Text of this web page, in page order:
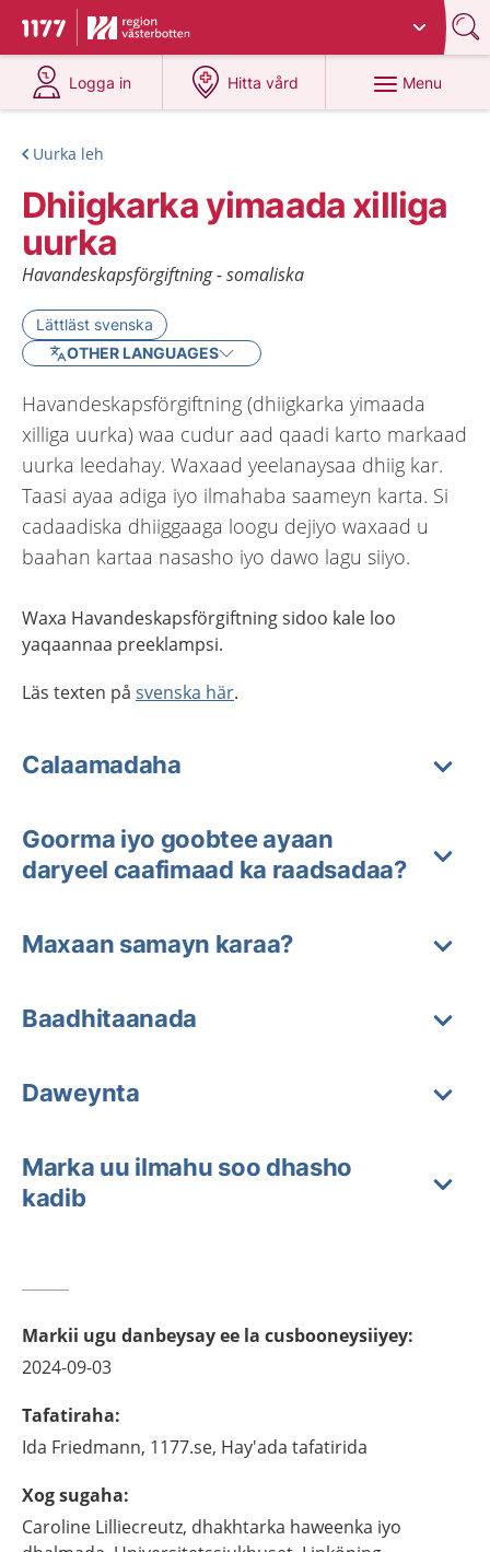
To start page for 1177
Du har valt region
Logga in
at 1177.se
Hitta vård
at 1177.se
Menu
Uurka leh
Dhiigkarka yimaada xilliga
uurka
Havandeskapsförgiftning - somaliska
Lättläst svenska
OTHER LANGUAGES
Havandeskapsförgiftning (dhiigkarka yimaada
xilliga uurka) waa cudur aad qaadi karto markaad
uurka leedahay. Waxaad yeelanaysaa dhiig kar.
Taasi ayaa adiga iyo ilmahaba saameyn karta. Si
cadaadiska dhiiggaaga loogu dejiyo waxaad u
baahan kartaa nasasho iyo dawo lagu siiyo.
Waxa Havandeskapsförgiftning sidoo kale loo
yaqaannaa preeklampsi.
Läs texten på svenska här.
Calaamadaha
Goorma iyo goobtee ayaan
daryeel caafimaad ka raadsadaa?
Maxaan samayn karaa?
Baadhitaanada
Daweynta
Marka uu ilmahu soo dhasho
kadib
Markii ugu danbeysay ee la cusbooneysiiyey:
2024-09-03
Tafatiraha:
Ida Friedmann, 1177.se, Hay'ada tafatirida
Xog sugaha:
Caroline Lilliecreutz, dhakhtarka haweenka iyo